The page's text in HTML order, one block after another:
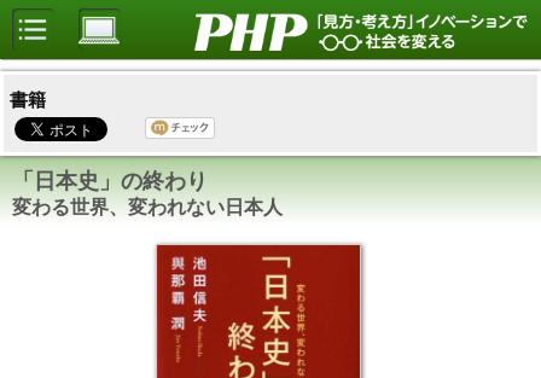
書籍
「日本史」の終わり
変わる世界、変われない日本人